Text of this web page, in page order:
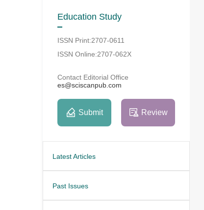
Education Study
ISSN Print:2707-0611
ISSN Online:2707-062X
Contact Editorial Office
es@sciscanpub.com
Submit Review
Latest Articles
Past Issues